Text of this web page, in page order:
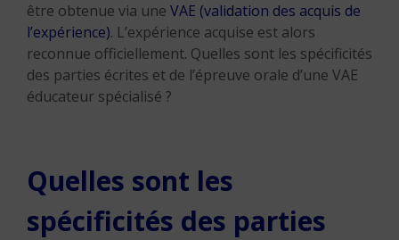
être obtenue via une VAE (validation des acquis de
l’expérience). L’expérience acquise est alors
reconnue officiellement. Quelles sont les spécificités
des parties écrites et de l’épreuve orale d’une VAE
éducateur spécialisé ?
Quelles sont les
spécificités des parties